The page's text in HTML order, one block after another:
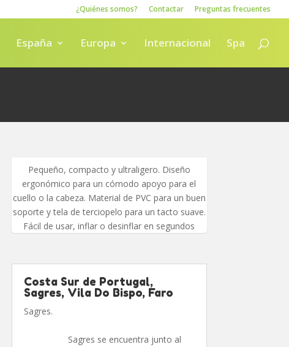
¿Quiénes somos? Contactar Preguntas frecuentes
España Europa Internacional Spa
Pequeño, compacto y ultraligero. Diseño
ergonómico para un cómodo apoyo para el
cuello o la cabeza. Material de PVC para un buen
soporte y tela de terciopelo para un tacto suave.
Fácil de usar, inflar o desinflar en segundos
Costa Sur de Portugal,
Sagres, Vila Do Bispo, Faro
Sagres.
Sagres se encuentra junto al